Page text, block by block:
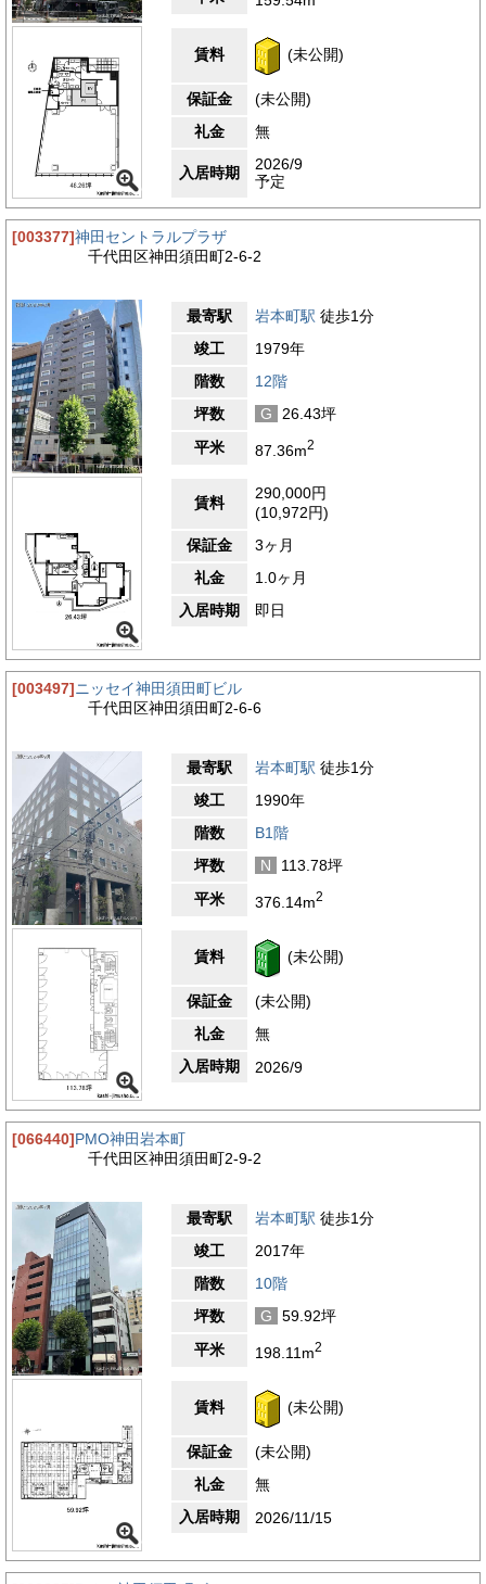
賃料 (未公開)
保証金
(未公開)
礼金
無
入居時期
2026/9
予定
[003377]神田セントラルプラザ
千代田区神田須田町2-6-2
最寄駅 岩本町駅 徒歩1分
竣工
1979年
階数
12階
坪数
G
26.43坪
平米
87.36m2
賃料
290,000円
(10,972円)
保証金
3ヶ月
礼金
1.0ヶ月
入居時期
即日
[003497]ニッセイ神田須田町ビル
千代田区神田須田町2-6-6
最寄駅 岩本町駅 徒歩1分
竣工
1990年
階数
B1階
坪数
N
113.78坪
平米
376.14m2
賃料 (未公開)
保証金
(未公開)
礼金
無
入居時期
2026/9
[066440]PMO神田岩本町
千代田区神田須田町2-9-2
最寄駅 岩本町駅 徒歩1分
竣工
2017年
階数
10階
坪数
G
59.92坪
平米
198.11m2
賃料 (未公開)
保証金
(未公開)
礼金
無
入居時期
2026/11/15